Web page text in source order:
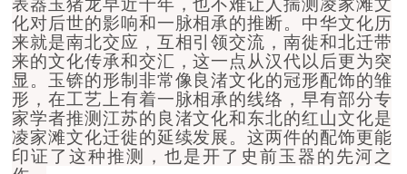
化对后世的影响和一脉相承的推断。中华文化历
来就是南北交应，互相引领交流，南徙和北迁带
来的文化传承和交汇，这一点从汉代以后更为突
显。玉锛的形制非常像良渚文化的冠形配饰的雏
形，在工艺上有着一脉相承的线络，早有部分专
家学者推测江苏的良渚文化和东北的红山文化是
凌家滩文化迁徙的延续发展。这两件的配饰更能
印证了这种推测，也是开了史前玉器的先河之